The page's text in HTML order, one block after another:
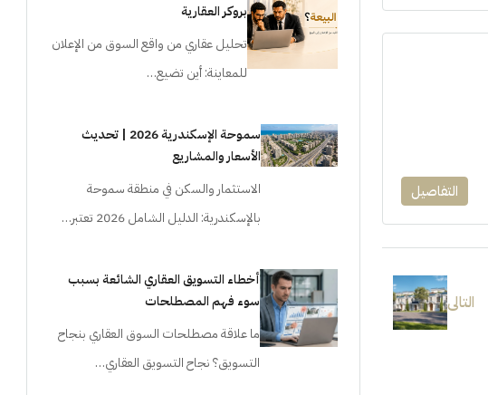
التفاصيل
التالى
بروكر العقارية
تحليل عقاري من واقع السوق من الإعلان
للمعاينة: أين تضيع…
سموحة الإسكندرية 2026 | تحديث
الأسعار والمشاريع
الاستثمار والسكن في منطقة سموحة
بالإسكندرية: الدليل الشامل 2026 تعتبر…
أخطاء التسويق العقاري الشائعة بسبب
سوء فهم المصطلحات
ما علاقة مصطلحات السوق العقاري بنجاح
التسويق؟ نجاح التسويق العقاري…